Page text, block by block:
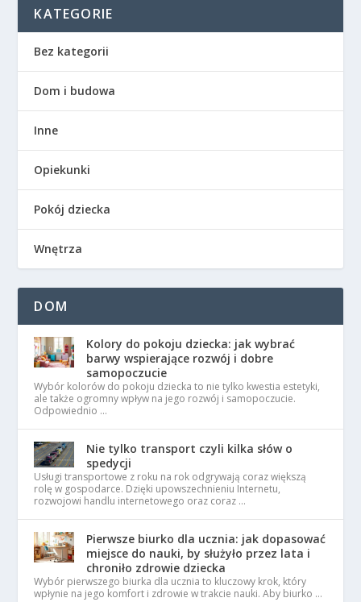
KATEGORIE
Bez kategorii
Dom i budowa
Inne
Opiekunki
Pokój dziecka
Wnętrza
DOM
Kolory do pokoju dziecka: jak wybrać
barwy wspierające rozwój i dobre
samopoczucie
Wybór kolorów do pokoju dziecka to nie tylko kwestia estetyki,
ale także ogromny wpływ na jego rozwój i samopoczucie.
Odpowiednio …
Nie tylko transport czyli kilka słów o
spedycji
Usługi transportowe z roku na rok odgrywają coraz większą
rolę w gospodarce. Dzięki upowszechnieniu Internetu,
rozwojowi handlu internetowego oraz coraz …
Pierwsze biurko dla ucznia: jak dopasować
miejsce do nauki, by służyło przez lata i
chroniło zdrowie dziecka
Wybór pierwszego biurka dla ucznia to kluczowy krok, który
wpłynie na jego komfort i zdrowie w trakcie nauki. Aby biurko …